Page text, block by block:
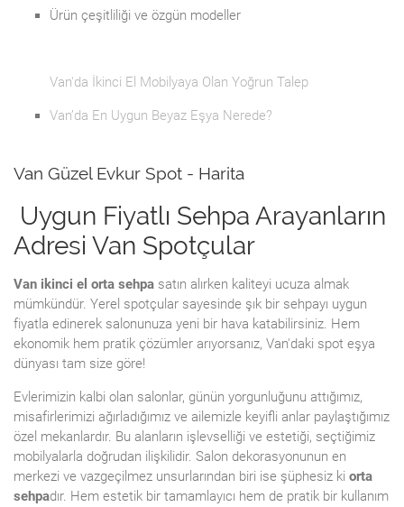
Ürün çeşitliliği ve özgün modeller
Van'da İkinci El Mobilyaya Olan Yoğrun Talep
Van’da En Uygun Beyaz Eşya Nerede?
Van Güzel Evkur Spot - Harita
Uygun Fiyatlı Sehpa Arayanların
Adresi Van Spotçular
Van ikinci el orta sehpa satın alırken kaliteyi ucuza almak
mümkündür. Yerel spotçular sayesinde şık bir sehpayı uygun
fiyatla edinerek salonunuza yeni bir hava katabilirsiniz. Hem
ekonomik hem pratik çözümler arıyorsanız, Van'daki spot eşya
dünyası tam size göre!
Evlerimizin kalbi olan salonlar, günün yorgunluğunu attığımız,
misafirlerimizi ağırladığımız ve ailemizle keyifli anlar paylaştığımız
özel mekanlardır. Bu alanların işlevselliği ve estetiği, seçtiğimiz
mobilyalarla doğrudan ilişkilidir. Salon dekorasyonunun en
merkezi ve vazgeçilmez unsurlarından biri ise şüphesiz ki orta
sehpadır. Hem estetik bir tamamlayıcı hem de pratik bir kullanım